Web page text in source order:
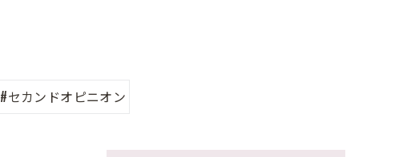
#セカンドオピニオン